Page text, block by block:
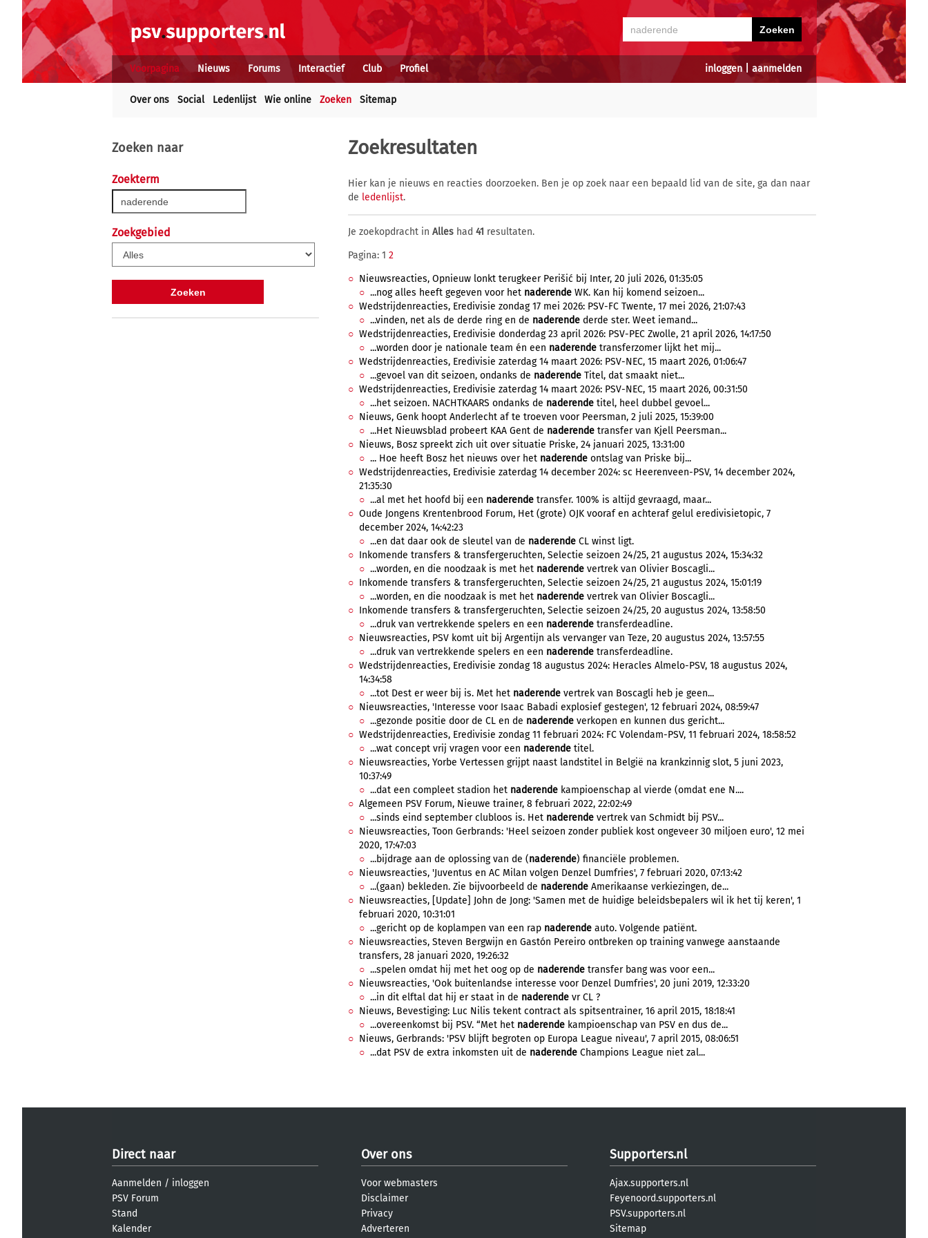
inloggen| aanmelden
Voorpagina Nieuws Forums Interactief Club Profiel
Over ons Social Ledenlijst Wie online Zoeken Sitemap
Zoeken naar
Zoekterm
Zoekgebied
Zoekresultaten
Hier kan je nieuws en reacties doorzoeken. Ben je op zoek naar een bepaald lid van de site, ga dan naar
de ledenlijst.
Je zoekopdracht in Alles had 41 resultaten.
Pagina: 1 2
Nieuwsreacties, Opnieuw lonkt terugkeer Perišić bij Inter, 20 juli 2026, 01:35:05
...nog alles heeft gegeven voor het naderende WK. Kan hij komend seizoen...
Wedstrijdenreacties, Eredivisie zondag 17 mei 2026: PSV-FC Twente, 17 mei 2026, 21:07:43
...vinden, net als de derde ring en de naderende derde ster. Weet iemand...
Wedstrijdenreacties, Eredivisie donderdag 23 april 2026: PSV-PEC Zwolle, 21 april 2026, 14:17:50
...worden door je nationale team én een naderende transferzomer lijkt het mij...
Wedstrijdenreacties, Eredivisie zaterdag 14 maart 2026: PSV-NEC, 15 maart 2026, 01:06:47
...gevoel van dit seizoen, ondanks de naderende Titel, dat smaakt niet...
Wedstrijdenreacties, Eredivisie zaterdag 14 maart 2026: PSV-NEC, 15 maart 2026, 00:31:50
...het seizoen. NACHTKAARS ondanks de naderende titel, heel dubbel gevoel...
Nieuws, Genk hoopt Anderlecht af te troeven voor Peersman, 2 juli 2025, 15:39:00
...Het Nieuwsblad probeert KAA Gent de naderende transfer van Kjell Peersman...
Nieuws, Bosz spreekt zich uit over situatie Priske, 24 januari 2025, 13:31:00
... Hoe heeft Bosz het nieuws over het naderende ontslag van Priske bij...
Wedstrijdenreacties, Eredivisie zaterdag 14 december 2024: sc Heerenveen-PSV, 14 december 2024,
21:35:30
...al met het hoofd bij een naderende transfer. 100% is altijd gevraagd, maar...
Oude Jongens Krentenbrood Forum, Het (grote) OJK vooraf en achteraf gelul eredivisietopic, 7
december 2024, 14:42:23
...en dat daar ook de sleutel van de naderende CL winst ligt.
Inkomende transfers & transfergeruchten, Selectie seizoen 24/25, 21 augustus 2024, 15:34:32
...worden, en die noodzaak is met het naderende vertrek van Olivier Boscagli...
Inkomende transfers & transfergeruchten, Selectie seizoen 24/25, 21 augustus 2024, 15:01:19
...worden, en die noodzaak is met het naderende vertrek van Olivier Boscagli...
Inkomende transfers & transfergeruchten, Selectie seizoen 24/25, 20 augustus 2024, 13:58:50
...druk van vertrekkende spelers en een naderende transferdeadline.
Nieuwsreacties, PSV komt uit bij Argentijn als vervanger van Teze, 20 augustus 2024, 13:57:55
...druk van vertrekkende spelers en een naderende transferdeadline.
Wedstrijdenreacties, Eredivisie zondag 18 augustus 2024: Heracles Almelo-PSV, 18 augustus 2024,
14:34:58
...tot Dest er weer bij is. Met het naderende vertrek van Boscagli heb je geen...
Nieuwsreacties, 'Interesse voor Isaac Babadi explosief gestegen', 12 februari 2024, 08:59:47
...gezonde positie door de CL en de naderende verkopen en kunnen dus gericht...
Wedstrijdenreacties, Eredivisie zondag 11 februari 2024: FC Volendam-PSV, 11 februari 2024, 18:58:52
...wat concept vrij vragen voor een naderende titel.
Nieuwsreacties, Yorbe Vertessen grijpt naast landstitel in België na krankzinnig slot, 5 juni 2023,
10:37:49
...dat een compleet stadion het naderende kampioenschap al vierde (omdat ene N....
Algemeen PSV Forum, Nieuwe trainer, 8 februari 2022, 22:02:49
...sinds eind september clubloos is. Het naderende vertrek van Schmidt bij PSV...
Nieuwsreacties, Toon Gerbrands: 'Heel seizoen zonder publiek kost ongeveer 30 miljoen euro', 12 mei
2020, 17:47:03
...bijdrage aan de oplossing van de (naderende) financiële problemen.
Nieuwsreacties, 'Juventus en AC Milan volgen Denzel Dumfries', 7 februari 2020, 07:13:42
...(gaan) bekleden. Zie bijvoorbeeld de naderende Amerikaanse verkiezingen, de...
Nieuwsreacties, [Update] John de Jong: 'Samen met de huidige beleidsbepalers wil ik het tij keren', 1
februari 2020, 10:31:01
...gericht op de koplampen van een rap naderende auto. Volgende patiënt.
Nieuwsreacties, Steven Bergwijn en Gastón Pereiro ontbreken op training vanwege aanstaande
transfers, 28 januari 2020, 19:26:32
...spelen omdat hij met het oog op de naderende transfer bang was voor een...
Nieuwsreacties, 'Ook buitenlandse interesse voor Denzel Dumfries', 20 juni 2019, 12:33:20
...in dit elftal dat hij er staat in de naderende vr CL ?
Nieuws, Bevestiging: Luc Nilis tekent contract als spitsentrainer, 16 april 2015, 18:18:41
...overeenkomst bij PSV. “Met het naderende kampioenschap van PSV en dus de...
Nieuws, Gerbrands: 'PSV blijft begroten op Europa League niveau', 7 april 2015, 08:06:51
...dat PSV de extra inkomsten uit de naderende Champions League niet zal...
Direct naar
Aanmelden / inloggen
PSV Forum
Stand
Kalender
Over ons
Voor webmasters
Disclaimer
Privacy
Adverteren
Supporters.nl
Ajax.supporters.nl
Feyenoord.supporters.nl
PSV.supporters.nl
Sitemap